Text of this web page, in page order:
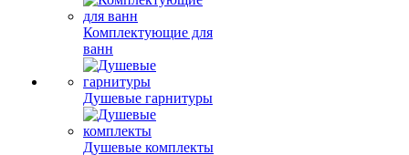
Комплектующие для
ванн
Душевые гарнитуры
Душевые комплекты